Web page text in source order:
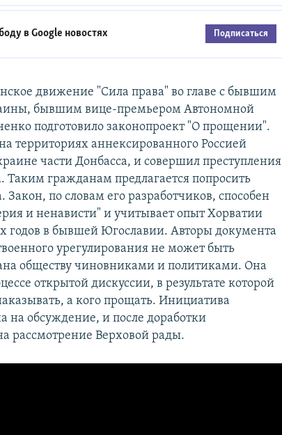
вGoogle новостях Подписаться
движение "Сила права" во главе с бывшим
бывшим вице-премьером Автономной
подготовило законопроект "О прощении".
территориях аннексированного Россией
части Донбасса, и совершил преступления
Таким гражданам предлагается попросить
по словам его разработчиков, способен
и ненависти" и учитывает опыт Хорватии
годов в бывшей Югославии. Авторы документа
урегулирования не может быть
обществу чиновниками и политиками. Она
открытой дискуссии, в результате которой
а кого прощать. Инициатива
на обсуждение, и после доработки
рассмотрение Верховой рады.